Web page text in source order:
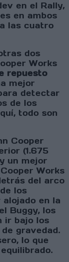
en el Rally,
en ambos
las cuatro
dos
Works
repuesto
mejor
detectar
de los
todo son
Cooper
(1.675
un mejor
Works
del arco
los
en la
Buggy, los
ir bajo los
gravedad.
lo que